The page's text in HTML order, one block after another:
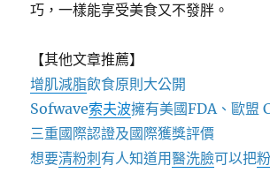
巧，一樣能享受美食又不發胖。
【其他文章推薦】
增肌減脂飲食原則大公開
Sofwave索夫波擁有美國FDA、歐盟
三重國際認證及國際獲獎評價
想要清粉刺 有人知道用醫洗臉可以把